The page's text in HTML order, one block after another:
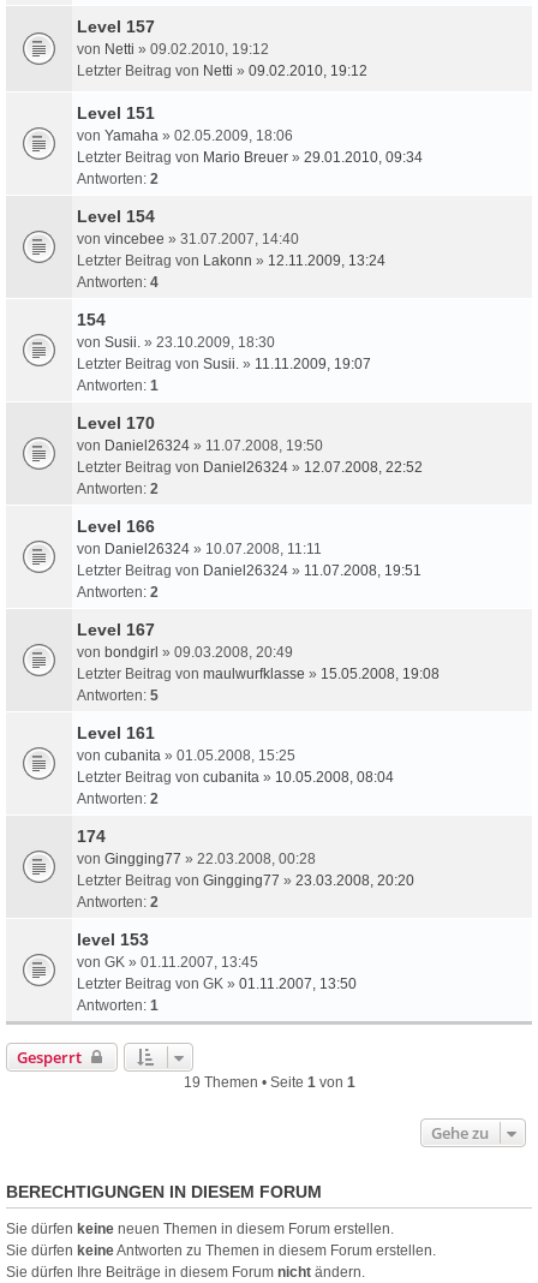
Level 157
von Netti » 09.02.2010, 19:12
Letzter Beitrag von Netti » 09.02.2010, 19:12
Level 151
von Yamaha » 02.05.2009, 18:06
Letzter Beitrag von Mario Breuer » 29.01.2010, 09:34
Antworten: 2
Level 154
von vincebee » 31.07.2007, 14:40
Letzter Beitrag von Lakonn » 12.11.2009, 13:24
Antworten: 4
154
von Susii. » 23.10.2009, 18:30
Letzter Beitrag von Susii. » 11.11.2009, 19:07
Antworten: 1
Level 170
von Daniel26324 » 11.07.2008, 19:50
Letzter Beitrag von Daniel26324 » 12.07.2008, 22:52
Antworten: 2
Level 166
von Daniel26324 » 10.07.2008, 11:11
Letzter Beitrag von Daniel26324 » 11.07.2008, 19:51
Antworten: 2
Level 167
von bondgirl » 09.03.2008, 20:49
Letzter Beitrag von maulwurfklasse » 15.05.2008, 19:08
Antworten: 5
Level 161
von cubanita » 01.05.2008, 15:25
Letzter Beitrag von cubanita » 10.05.2008, 08:04
Antworten: 2
174
von Gingging77 » 22.03.2008, 00:28
Letzter Beitrag von Gingging77 » 23.03.2008, 20:20
Antworten: 2
level 153
von GK » 01.11.2007, 13:45
Letzter Beitrag von GK » 01.11.2007, 13:50
Antworten: 1
Gesperrt
19 Themen • Seite 1von 1
Gehe zu
BERECHTIGUNGEN IN DIESEM FORUM
Sie dürfen keine neuen Themen in diesem Forum erstellen.
Sie dürfen keineAntworten zu Themen in diesem Forum erstellen.
Sie dürfen Ihre Beiträge in diesem Forum nicht ändern.